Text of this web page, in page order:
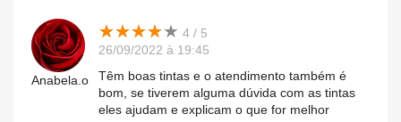
Anabela.o
★★★★★
★★★★★ 4 / 5
26/09/2022 à 19:45
Têm boas tintas e o atendimento também é
bom, se tiverem alguma dúvida com as tintas
eles ajudam e explicam o que for melhor